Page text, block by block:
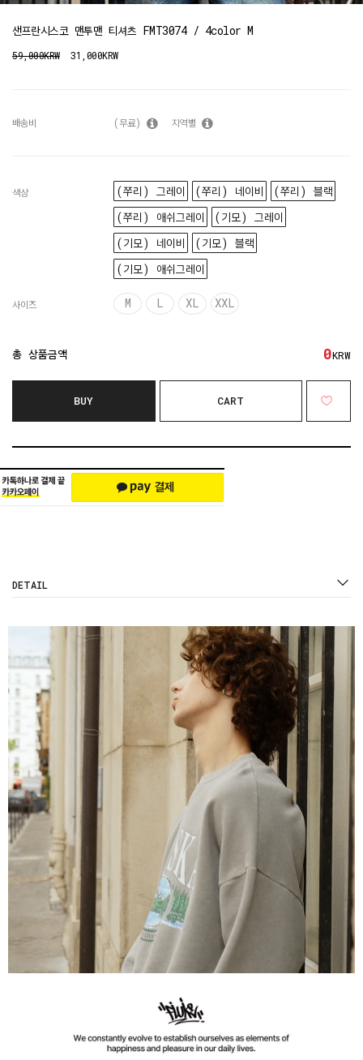
샌프란시스코 맨투맨 티셔츠 FMT3074 / 4color M
59,000KRW 31,000KRW
배송비 (무료) 지역별
색상 (쭈리) 그레이 (쭈리) 네이비
(쭈리) 블랙
(쭈리) 애쉬그레이
(기모) 그레이
(기모) 네이비
(기모) 블랙
(기모) 애쉬그레이
사이즈 M L XL XXL
총 상품금액 0KRW
BUY CART
DETAIL